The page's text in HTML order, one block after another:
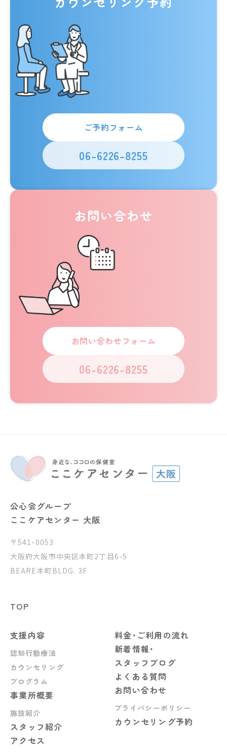
ご予約フォーム
06-6226-8255
お問い合わせ
お問い合わせフォーム
06-6226-8255
公心会グループ
ここケアセンター 大阪
〒541-0053
大阪府大阪市中央区本町2丁目6-5
BEARE本町BLDG. 3F
TOP
支援内容
認知行動療法
カウンセリング
プログラム
事業所概要
施設紹介
スタッフ紹介
アクセス
料金･ご利用の流れ
新着情報･
スタッフブログ
よくある質問
お問い合わせ
プライバシーポリシー
カウンセリング予約